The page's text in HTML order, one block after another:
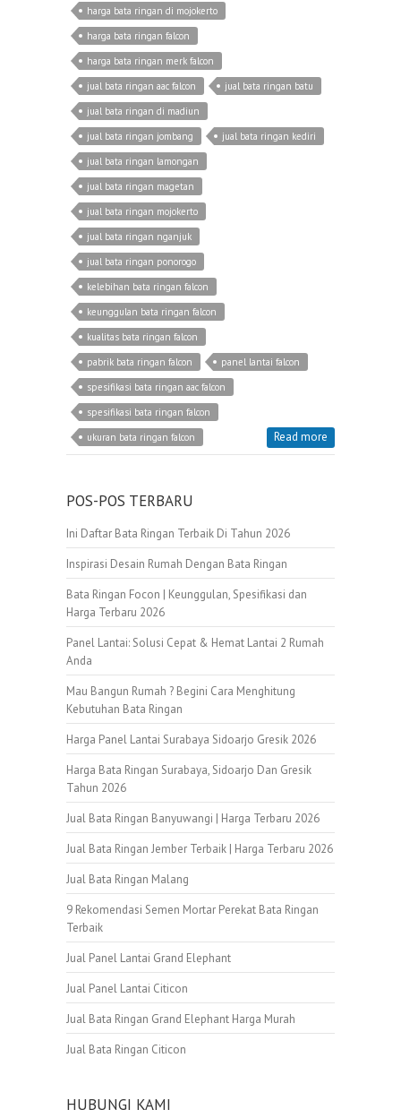
harga bata ringan di mojokerto
harga bata ringan falcon
harga bata ringan merk falcon
jual bata ringan aac falcon
jual bata ringan batu
jual bata ringan di madiun
jual bata ringan jombang
jual bata ringan kediri
jual bata ringan lamongan
jual bata ringan magetan
jual bata ringan mojokerto
jual bata ringan nganjuk
jual bata ringan ponorogo
kelebihan bata ringan falcon
keunggulan bata ringan falcon
kualitas bata ringan falcon
pabrik bata ringan falcon
panel lantai falcon
spesifikasi bata ringan aac falcon
spesifikasi bata ringan falcon
ukuran bata ringan falcon
Read more
POS-POS TERBARU
Ini Daftar Bata Ringan Terbaik Di Tahun 2026
Inspirasi Desain Rumah Dengan Bata Ringan
Bata Ringan Focon | Keunggulan, Spesifikasi dan
Harga Terbaru 2026
Panel Lantai: Solusi Cepat & Hemat Lantai 2 Rumah
Anda
Mau Bangun Rumah ? Begini Cara Menghitung
Kebutuhan Bata Ringan
Harga Panel Lantai Surabaya Sidoarjo Gresik 2026
Harga Bata Ringan Surabaya, Sidoarjo Dan Gresik
Tahun 2026
Jual Bata Ringan Banyuwangi | Harga Terbaru 2026
Jual Bata Ringan Jember Terbaik | Harga Terbaru 2026
Jual Bata Ringan Malang
9 Rekomendasi Semen Mortar Perekat Bata Ringan
Terbaik
Jual Panel Lantai Grand Elephant
Jual Panel Lantai Citicon
Jual Bata Ringan Grand Elephant Harga Murah
Jual Bata Ringan Citicon
HUBUNGI KAMI